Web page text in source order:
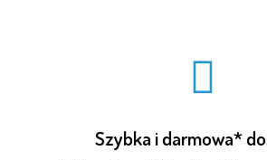
Szybka i darmowa*